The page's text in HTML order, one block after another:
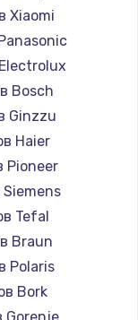
модуля
Xiaomi
Bosch
Ginzzu
Haier
Pioneer
Tefal
Braun
Polaris
Bork
Gorenje